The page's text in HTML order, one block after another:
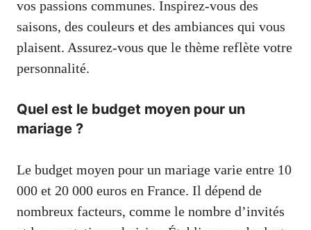
vos passions communes. Inspirez-vous des
saisons, des couleurs et des ambiances qui vous
plaisent. Assurez-vous que le thème reflète votre
personnalité.
Quel est le budget moyen pour un
mariage ?
Le budget moyen pour un mariage varie entre 10
000 et 20 000 euros en France. Il dépend de
nombreux facteurs, comme le nombre d’invités